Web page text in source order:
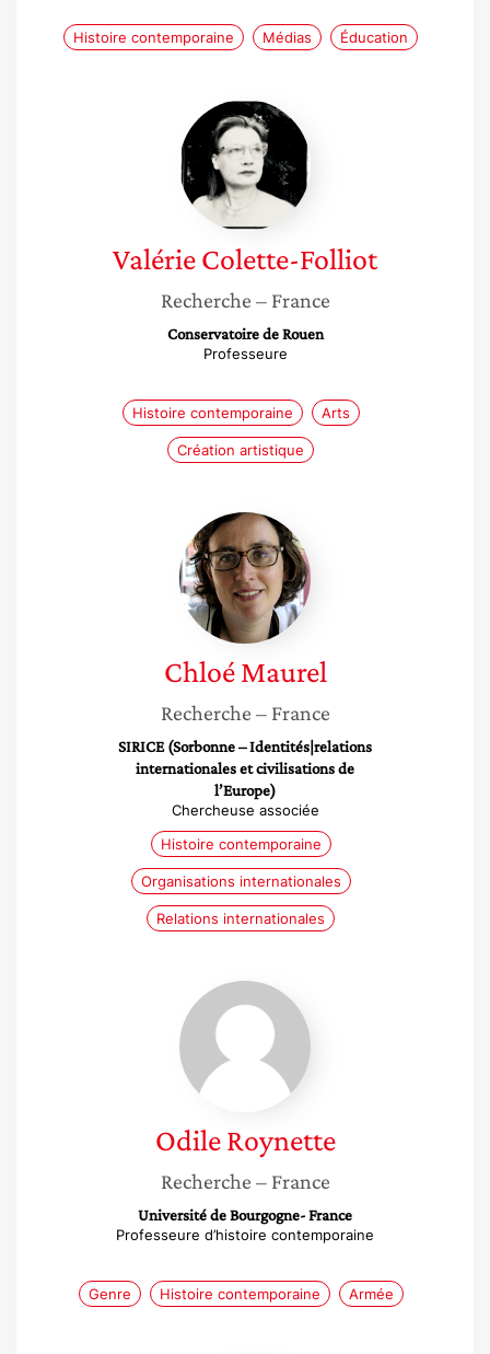
Histoire contemporaine Médias Éducation
Valérie
Colette-
Folliot
ValérieColette-Folliot
Recherche – France
Conservatoire de Rouen
Professeure
Histoire contemporaine Arts
Création artistique
Chloé
Maurel
Chloé Maurel
Recherche – France
SIRICE (Sorbonne – Identités|relations
internationales et civilisations de
l’Europe)
Chercheuse associée
Histoire contemporaine
Organisations internationales
Relations internationales
Odile
Roynette
Odile Roynette
Recherche – France
Université de Bourgogne- France
Professeure d’histoire contemporaine
Genre Histoire contemporaine Armée